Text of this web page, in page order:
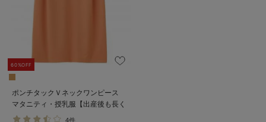
60%OFF
ポンチタックＶネックワンピース
マタニティ・授乳服【出産後も長く
使える】
4件